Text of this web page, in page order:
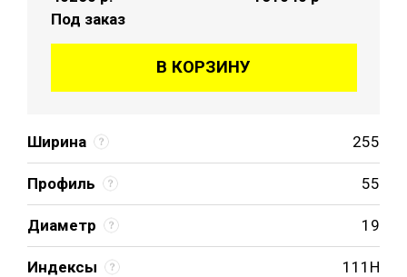
Ширина 255
Профиль 55
Диаметр 19
Индексы 111H
Под заказ
В КОРЗИНУ